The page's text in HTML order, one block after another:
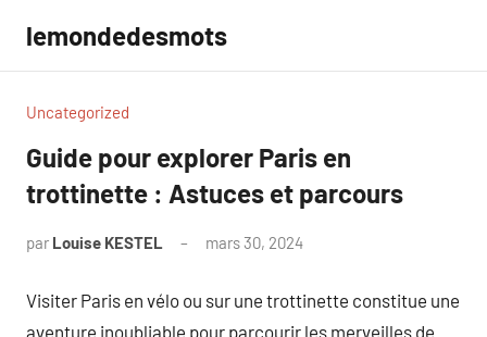
contenu
lemondedesmots
Uncategorized
Guide pour explorer Paris en
trottinette : Astuces et parcours
par Louise KESTEL mars 30, 2024
Visiter Paris en vélo ou sur une trottinette constitue une
aventure inoubliable pour parcourir les merveilles de